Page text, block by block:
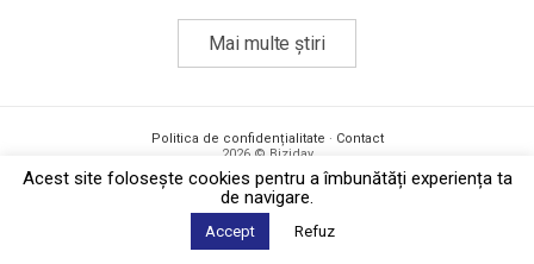
Mai multe știri
Politica de confidențialitate · Contact
2026 © Biziday
Acest site foloseşte cookies pentru a îmbunătăți experiența ta
de navigare.
Accept Refuz